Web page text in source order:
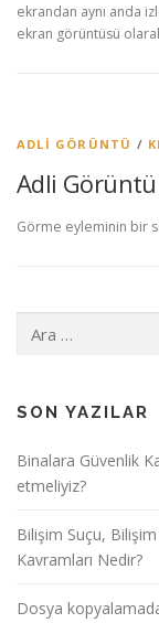
ekrandan aynı anda
ekran görüntüsü
ADLI GÖRÜNTÜ /
Adli
Görme eyleminin bir
SON YAZILAR
Binalara Güvenlik
etmeliyiz?
Bilişim Suçu,
Kavramları Nedir?
Dosya